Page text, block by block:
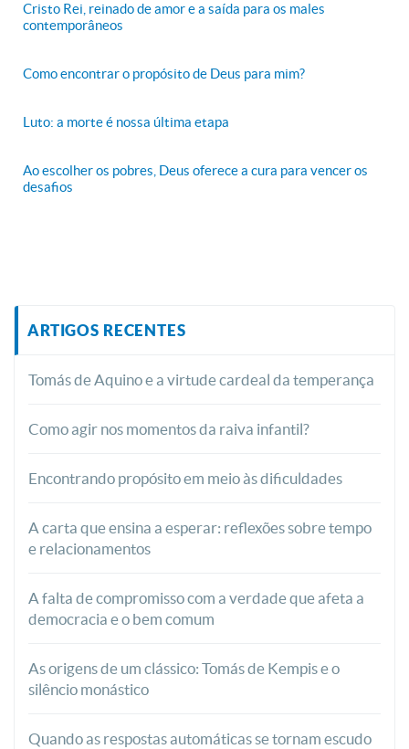
Cristo Rei, reinado de amor e a saída para os males
contemporâneos
Como encontrar o propósito de Deus para mim?
Luto: a morte é nossa última etapa
Ao escolher os pobres, Deus oferece a cura para vencer os
desafios
ARTIGOS RECENTES
Tomás de Aquino e a virtude cardeal da temperança
Como agir nos momentos da raiva infantil?
Encontrando propósito em meio às dificuldades
A carta que ensina a esperar: reflexões sobre tempo
e relacionamentos
A falta de compromisso com a verdade que afeta a
democracia e o bem comum
As origens de um clássico: Tomás de Kempis e o
silêncio monástico
Quando as respostas automáticas se tornam escudo